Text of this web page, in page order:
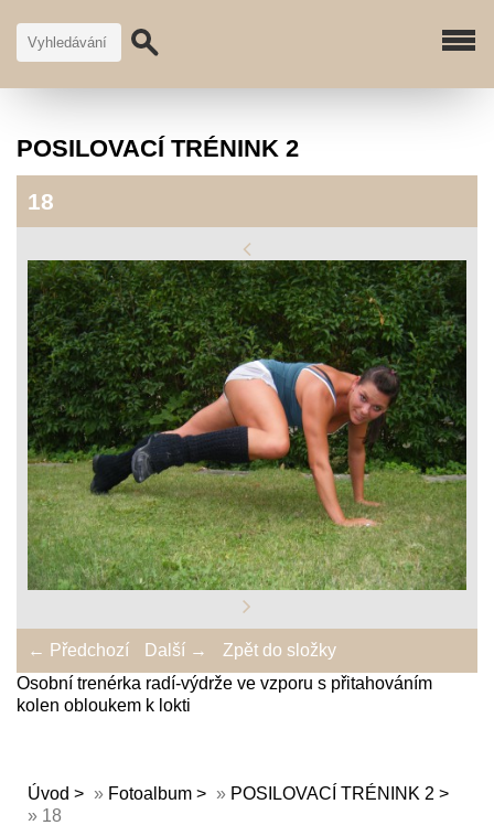
POSILOVACÍ TRÉNINK 2
18
← Předchozí Další →
Zpět do složky
Osobní trenérka radí-výdrže ve vzporu s přitahováním
kolen obloukem k lokti
Úvod » Fotoalbum » POSILOVACÍ TRÉNINK 2
» 18